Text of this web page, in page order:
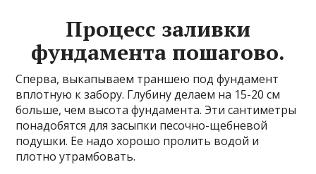
Процесс заливки
фундамента пошагово.
Сперва, выкапываем траншею под фундамент
вплотную к забору. Глубину делаем на 15-20 см
больше, чем высота фундамента. Эти сантиметры
понадобятся для засыпки песочно-щебневой
подушки. Ее надо хорошо пролить водой и
плотно утрамбовать.